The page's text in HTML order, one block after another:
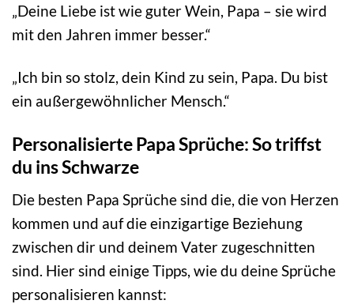
„Deine Liebe ist wie guter Wein, Papa – sie wird
mit den Jahren immer besser.“
„Ich bin so stolz, dein Kind zu sein, Papa. Du bist
ein außergewöhnlicher Mensch.“
Personalisierte Papa Sprüche: So triffst
du ins Schwarze
Die besten Papa Sprüche sind die, die von Herzen
kommen und auf die einzigartige Beziehung
zwischen dir und deinem Vater zugeschnitten
sind. Hier sind einige Tipps, wie du deine Sprüche
personalisieren kannst: